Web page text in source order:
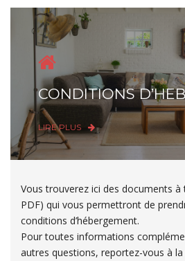
CONDITIONS
LIRE PLUS
Vous trouverez ici des documents
PDF) qui vous permettront de
conditions d’hébergement.
Pour toutes informations
autres questions, reportez-vous à